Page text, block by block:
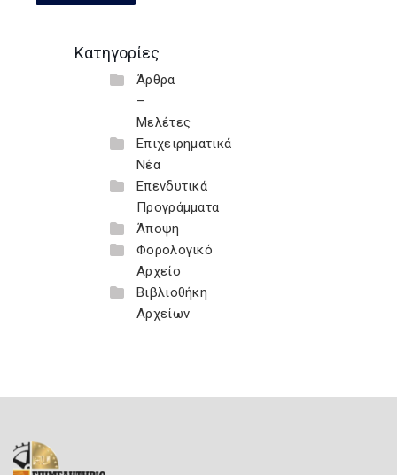
Κατηγορίες
Άρθρα
–
Μελέτες
Επιχειρηματικά
Νέα
Επενδυτικά
Προγράμματα
Άποψη
Φορολογικό
Αρχείο
Βιβλιοθήκη
Αρχείων